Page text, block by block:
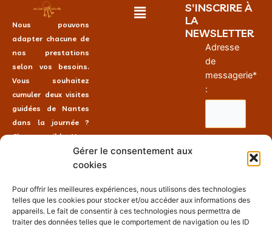
Gérer le consentement aux
cookies
Pour offrir les meilleures expériences, nous utilisons des technologies
telles que les cookies pour stocker et/ou accéder aux informations des
appareils. Le fait de consentir à ces technologies nous permettra de
traiter des données telles que le comportement de navigation ou les ID
Nous pouvons
adapter chacune de
nos prestations
selon vos besoins.
Vous souhaitez
cumuler deux visites
guidées de Nantes
dans la journée ?
C’est possible. Vous
souhaitez faire une
visite guidée en
éléments dans
plusieurs de nos
visites ? C’est
S'INSCRIRE À
LA
NEWSLETTER
Adresse
de
messagerie*
:
CONTACTER
Château de Clermont
Allée de Clermont 44850